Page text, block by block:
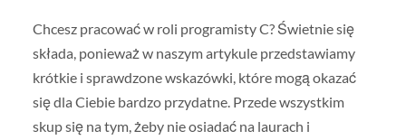
Chcesz pracować w roli programisty C? Świetnie się
składa, ponieważ w naszym artykule przedstawiamy
krótkie i sprawdzone wskazówki, które mogą okazać
się dla Ciebie bardzo przydatne. Przede wszystkim
skup się na tym, żeby nie osiadać na laurach i